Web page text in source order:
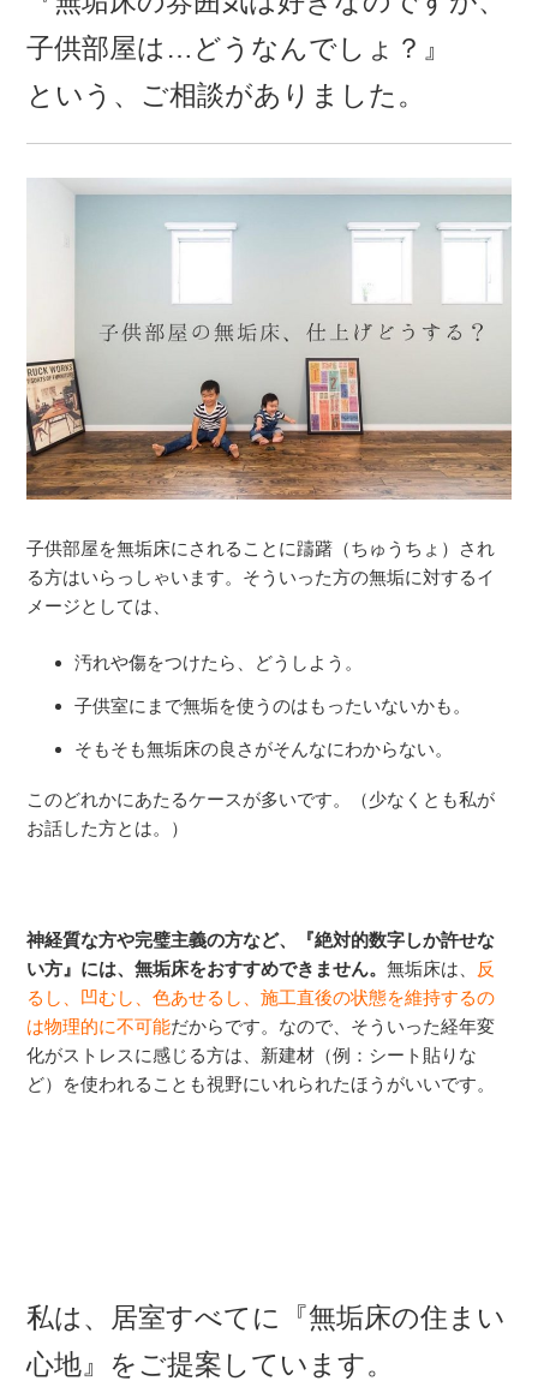
子供部屋は…どうなんでしょ？』
という、ご相談がありました。
子供部屋を無垢床にされることに躊躇（ちゅうちょ）され
る方はいらっしゃいます。そういった方の無垢に対するイ
メージとしては、
汚れや傷をつけたら、どうしよう。
子供室にまで無垢を使うのはもったいないかも。
そもそも無垢床の良さがそんなにわからない。
このどれかにあたるケースが多いです。（少なくとも私が
お話した方とは。）
神経質な方や完璧主義の方など、『絶対的数字しか許せな
い方』には、無垢床をおすすめできません。無垢床は、 反
るし、凹むし、色あせるし、施工直後の状態を維持するの
は物理的に不可能だからです。なので、そういった経年変
化がストレスに感じる方は、新建材（例：シート貼りな
ど）を使われることも視野にいれられたほうがいいです。
私は、居室すべてに『無垢床の住まい
心地』をご提案しています。